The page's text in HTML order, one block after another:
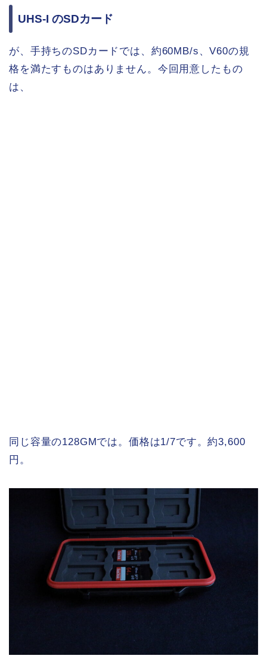
UHS-I のSDカード
が、手持ちのSDカードでは、約60MB/s、V60の規
格を満たすものはありません。今回用意したもの
は、
同じ容量の128GMでは。価格は1/7です。約3,600
円。